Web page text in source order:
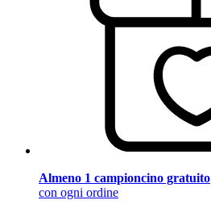
Almeno 1 campioncino gratuito
con ogni ordine